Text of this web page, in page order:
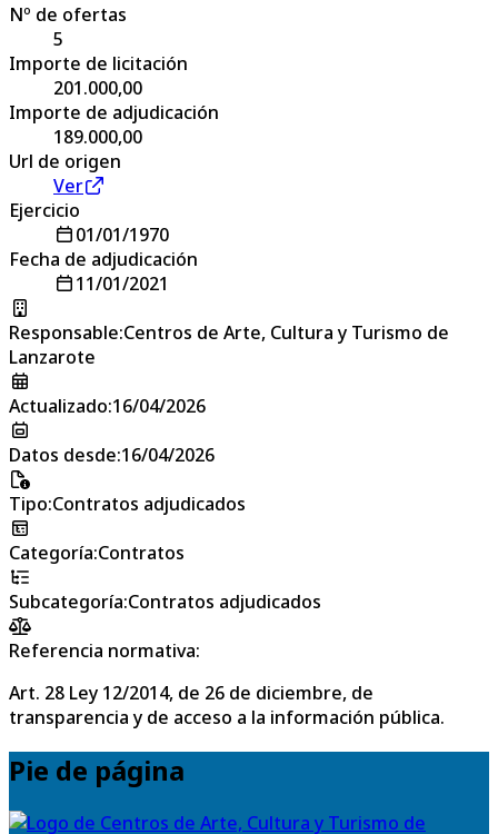
Nº de ofertas
5
Importe de licitación
201.000,00
Importe de adjudicación
189.000,00
Url de origen
Ver
Ejercicio
01/01/1970
Fecha de adjudicación
11/01/2021
Responsable:Centros de Arte, Cultura y Turismo de
Lanzarote
Actualizado:16/04/2026
Datos desde:16/04/2026
Tipo:Contratos adjudicados
Categoría:Contratos
Subcategoría:Contratos adjudicados
Referencia normativa:
Art. 28 Ley 12/2014, de 26 de diciembre, de
transparencia y de acceso a la información pública.
Pie de página